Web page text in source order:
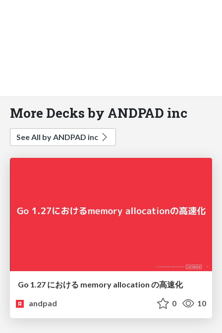
More Decks by ANDPAD inc
See All by ANDPAD inc
Go 1.27 における memory allocation の高速化
andpad
0 10